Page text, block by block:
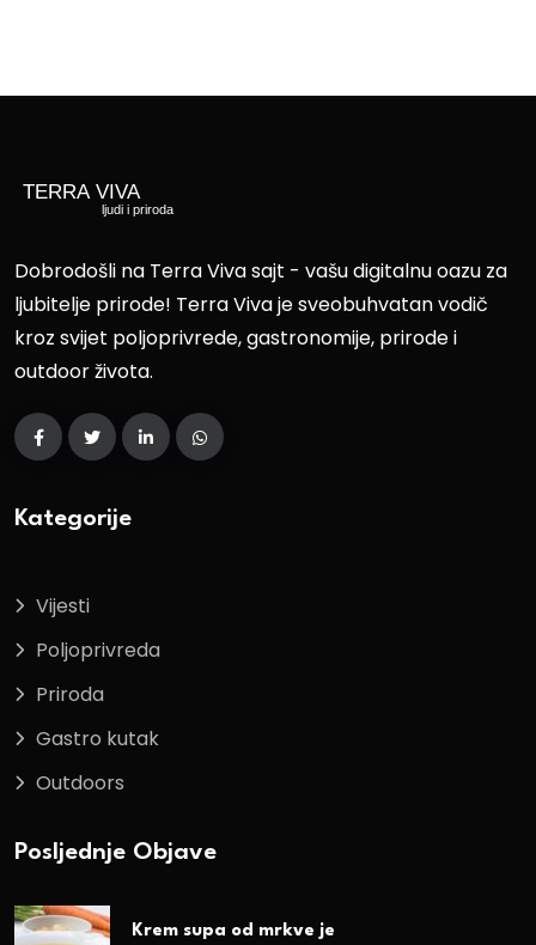
Dobrodošli na Terra Viva sajt - vašu digitalnu oazu za
ljubitelje prirode! Terra Viva je sveobuhvatan vodič
kroz svijet poljoprivrede, gastronomije, prirode i
outdoor života.
Kategorije
Vijesti
Poljoprivreda
Priroda
Gastro kutak
Outdoors
Posljednje Objave
Krem supa od mrkve je